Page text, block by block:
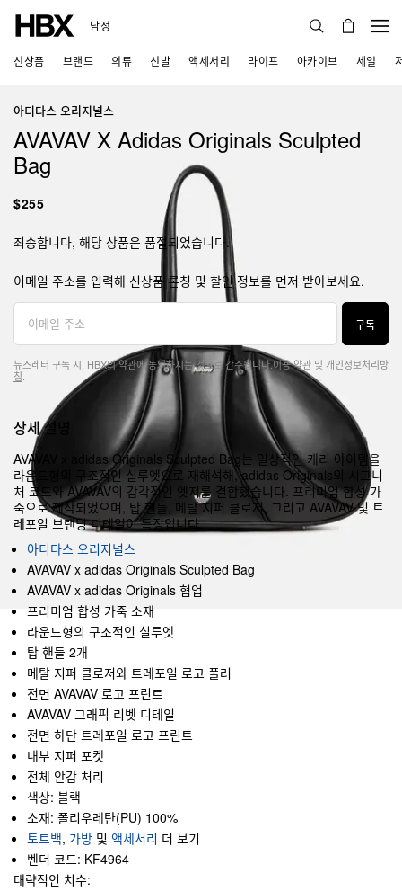
남성
신상품 브랜드 의류 신발 액세서리 라이프 아카이브 세일
아디다스 오리지널스
AVAVAV X Adidas Originals Sculpted
Bag
$255
죄송합니다, 해당 상품은 품절되었습니다.
이메일 주소를 입력해 신상품 론칭 및 할인 정보를 먼저 받아보세요.
구독
뉴스레터 구독 시, HBX의 약관에 동의하시는 것으로 간주됩니다.이용 약관 및 개인정보처리방
침
상세 설명
AVAVAV x adidas Originals Sculpted Bag는 일상적인 캐리 아이템을
라운드형의 구조적인 실루엣으로 재해석해, adidas Originals의 시그니
처 코드와 AVAVAV의 감각적인 엣지를 결합했습니다. 프리미엄 합성 가
죽으로 제작되었으며, 탑 핸들, 메탈 지퍼 클로저, 그리고 AVAVAV 및 트
레포일 브랜딩 디테일이 특징입니다.
아디다스 오리지널스
AVAVAV x adidas Originals Sculpted Bag
AVAVAV x adidas Originals 협업
프리미엄 합성 가죽 소재
라운드형의 구조적인 실루엣
탑 핸들 2개
메탈 지퍼 클로저와 트레포일 로고 풀러
전면 AVAVAV 로고 프린트
AVAVAV 그래픽 리벳 디테일
전면 하단 트레포일 로고 프린트
내부 지퍼 포켓
전체 안감 처리
색상: 블랙
소재: 폴리우레탄(PU) 100%
토트백, 가방 및 액세서리 더 보기
벤더 코드: KF4964
대략적인 치수: